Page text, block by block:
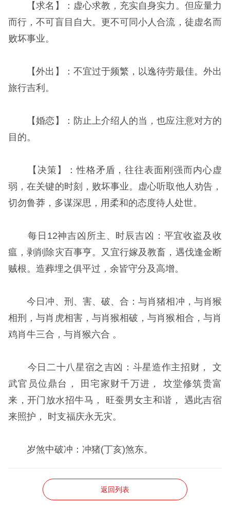
【求名】：虚心求教，充实自身实力。但应量力
而行，不可盲目自大。更不可同小人合流，徒虚名而
败坏事业。
【外出】：不宜过于频繁，以逸待劳最佳。外出
旅行吉利。
【婚恋】：防止上介绍人的当，也应注意对方的
目的。
【决策】：性格矛盾，往往表面刚强而内心虚
弱，在关键的时刻，败坏事业。虚心听取他人劝告，
切勿鲁莽，多谋深思，用柔和的态度待人处世。
每日12神吉凶所主、时辰吉凶：平宜收盗及收
瘟，剥削除灾百事亨。又宜行嫁及教畜，遇伐逢金断
贼根。造葬埋之俱平过，余皆守分及高增。
今日冲、刑、害、破、合：与肖猪相冲，与肖猴
相刑，与肖虎相害，与肖猴相破，与肖猴相合，与肖
鸡肖牛三合，与肖猴六合 。
今日二十八星宿之吉凶：斗星造作主招财， 文
武官员位鼎台， 田宅家财千万进， 坟堂修筑贵富
来，开门放水招牛马， 旺蚕男女主和谐， 遇此吉宿
来照护， 时支福庆永无灾。
岁煞中破冲：冲猪(丁亥)煞东。
返回列表